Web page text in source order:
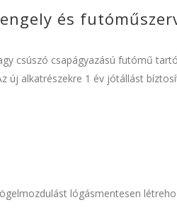
és
csúszó csapágyazású futómű
új alkatrészekre 1 év jótállást
lógásmentesen